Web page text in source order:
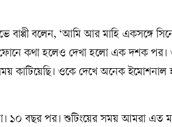
বাপ্পী বলেন, ‘আমি আর মাহি একসঙ্গে
কথা হলেও দেখা হলো এক দশক পর।
কাটিয়েছি। ওকে দেখে অনেক ইমোশনাল
১০ বছর পর। শুটিংয়ের সময় আমরা এত